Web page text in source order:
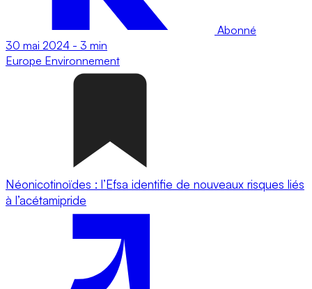
Abonné
30 mai 2024 - 3 min
Europe Environnement
Néonicotinoïdes : l’Efsa identifie de nouveaux risques liés
à l’acétamipride